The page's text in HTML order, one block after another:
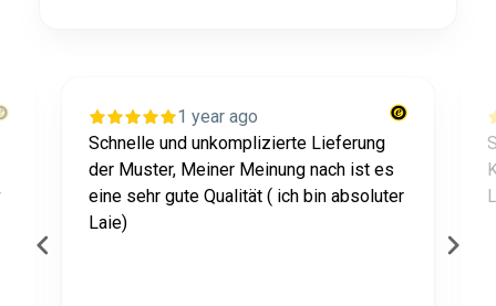
1 year ago
Schnelle und unkomplizierte Lieferung
der Muster, Meiner Meinung nach ist es
eine sehr gute Qualität ( ich bin absoluter
Laie)